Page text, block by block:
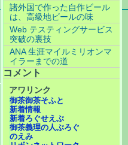
諸外国で作った自作ビール
は、高級地ビールの味
Web テスティングサービス
突破の裏技
ANA 生涯マイルミリオンマ
イラーまでの道
コメント
アワリンク
御茶御茶そふと
新着情報
新着ろぐせえぶ
御茶義理の人ぶろぐ
のえみ